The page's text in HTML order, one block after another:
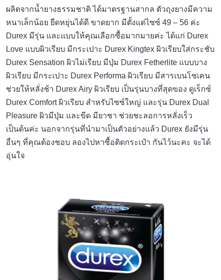
ผลิตจากน้ำยางธรรมชาติ ได้มาตรฐานสากล ตัวถุงยางมีความ
หนาเล็กน้อย ยืดหยุ่นได้ดี ขาดยาก มีตั้งแต่ไซซ์ 49 – 56 ค่ะ
Durex มีรุ่น และแบบให้คุณเลือกซื้อมากมายค่ะ ได้แก่ Durex
Love แบบผิวเรียบ มีกระเปาะ Durex Kingtex ผิวเรียบใส่กระชับ
Durex Sensation ผิวไม่เรียบ มีปุ่ม Durex Fetherlite แบบบาง
ผิวเรียบ มีกระเปาะ Durex Performa ผิวเรียบ มีสารเบนโซเคน
ช่วยให้หลั่งช้า Durex Airy ผิวเรียบ เป็นรุ่นบางที่สุดของ ดูเร็กซ์
Durex Comfort ผิวเรียบ สำหรับไซซ์ใหญ่ และรุ่น Durex Dual
Pleasure ผิวมีปุ่ม และขีด มียาชา ช่วยชะลอการหลั่งเร็ว
เป็นต้นค่ะ นอกจากรุ่นที่นำมาเป็นตัวอย่างแล้ว Durex ยังมีรุ่น
อื่นๆ ที่คุณต้องชอบ ลองไปหาซื้อติดกระเป๋า กันไว้นะคะ จะได้
อุ่นใจ